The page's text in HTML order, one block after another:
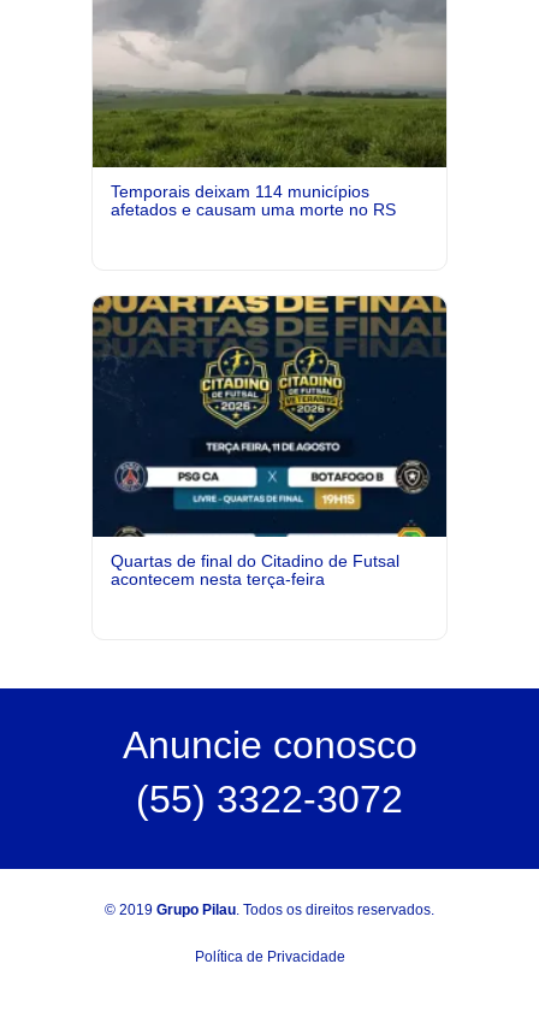
Temporais deixam 114 municípios
afetados e causam uma morte no RS
Quartas de final do Citadino de Futsal
acontecem nesta terça-feira
Anuncie conosco
(55) 3322-3072
© 2019 Grupo Pilau. Todos os direitos reservados.
Política de Privacidade